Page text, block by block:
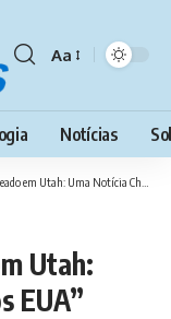
Font
Aa
Notícias
Utah: Uma Notícia Chocante nos EUA”
Utah:
EUA”